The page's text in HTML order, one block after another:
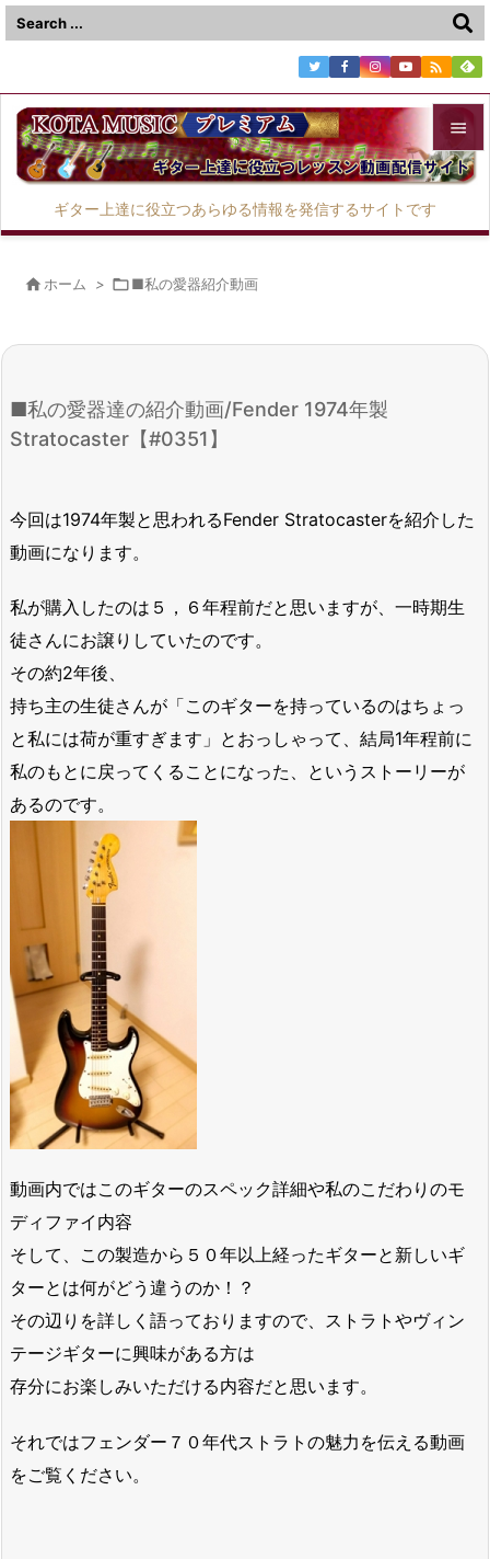
ギター上達に役立つあらゆる情報を発信するサイトです





 ホーム > ■私の愛器紹介動画
■私の愛器達の紹介動画/Fender 1974年製
Stratocaster【#0351】
今回は1974年製と思われるFender Stratocasterを紹介した
動画になります。
私が購入したのは５，６年程前だと思いますが、一時期生
徒さんにお譲りしていたのです。
その約2年後、
持ち主の生徒さんが「このギターを持っているのはちょっ
と私には荷が重すぎます」とおっしゃって、結局1年程前に
私のもとに戻ってくることになった、というストーリーが
あるのです。
動画内ではこのギターのスペック詳細や私のこだわりのモ
ディファイ内容
そして、この製造から５０年以上経ったギターと新しいギ
ターとは何がどう違うのか！？
その辺りを詳しく語っておりますので、ストラトやヴィン
テージギターに興味がある方は
存分にお楽しみいただける内容だと思います。
それではフェンダー７０年代ストラトの魅力を伝える動画
をご覧ください。